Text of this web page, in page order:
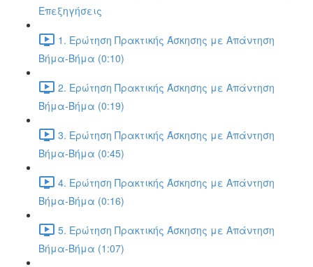
Επεξηγήσεις
1. Ερώτηση Πρακτικής Άσκησης με Απάντηση
Βήμα-Βήμα (0:10)
2. Ερώτηση Πρακτικής Άσκησης με Απάντηση
Βήμα-Βήμα (0:19)
3. Ερώτηση Πρακτικής Άσκησης με Απάντηση
Βήμα-Βήμα (0:45)
4. Ερώτηση Πρακτικής Άσκησης με Απάντηση
Βήμα-Βήμα (0:16)
5. Ερώτηση Πρακτικής Άσκησης με Απάντηση
Βήμα-Βήμα (1:07)